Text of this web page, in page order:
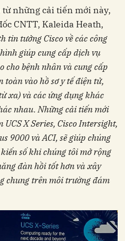
những cải tiến mới này,
CNTT, Kaleida Heath,
tin tưởng Cisco về các công
giúp cung cấp dịch vụ
cho bệnh nhân và cung cấp
vào hồ sơ y tế điện tử,
xa) và các ứng dụng khác
nhau. Những cải tiến mới
UCS X Series, Cisco Intersight,
9000 và ACI, sẽ giúp chúng
số khi chúng tôi mở rộng
đàn hồi tốt hơn và xây
chung trên môi trường đám